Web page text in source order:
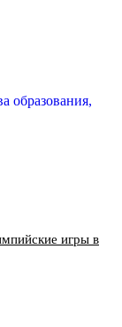
игры в